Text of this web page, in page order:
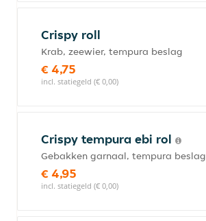
Crispy roll
Krab, zeewier, tempura beslag
€ 4,75
incl. statiegeld (€ 0,00)
Crispy tempura ebi rol
Gebakken garnaal, tempura beslag
€ 4,95
incl. statiegeld (€ 0,00)